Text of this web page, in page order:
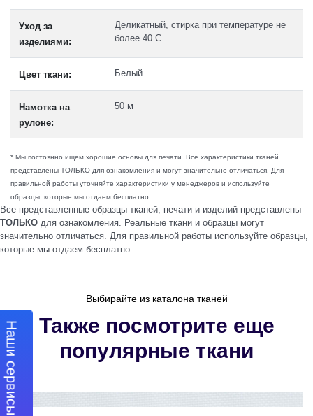
Уход за
изделиями:
Деликатный, стирка при температуре не
более 40 C
Цвет ткани: Белый
Намотка на
рулоне:
50 м
* Мы постоянно ищем хорошие основы для печати. Все характеристики тканей
представлены ТОЛЬКО для ознакомления и могут значительно отличаться. Для
правильной работы уточняйте характеристики у менеджеров и используйте
образцы, которые мы отдаем бесплатно.
Все представленные образцы тканей, печати и изделий представлены
ТОЛЬКО для ознакомления. Реальные ткани и образцы могут
значительно отличаться. Для правильной работы используйте образцы,
которые мы отдаем бесплатно.
Выбирайте из каталона тканей
Также посмотрите еще
популярные ткани
Наши сервисы